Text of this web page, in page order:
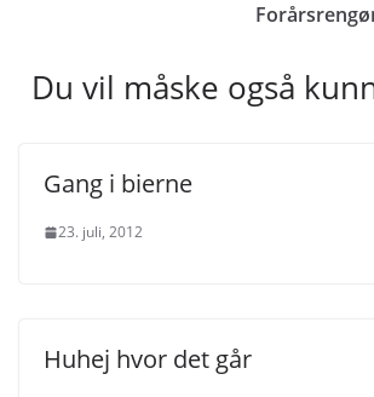
Du vil måske også
Gang i bierne
23. juli, 2012
Huhej hvor det går